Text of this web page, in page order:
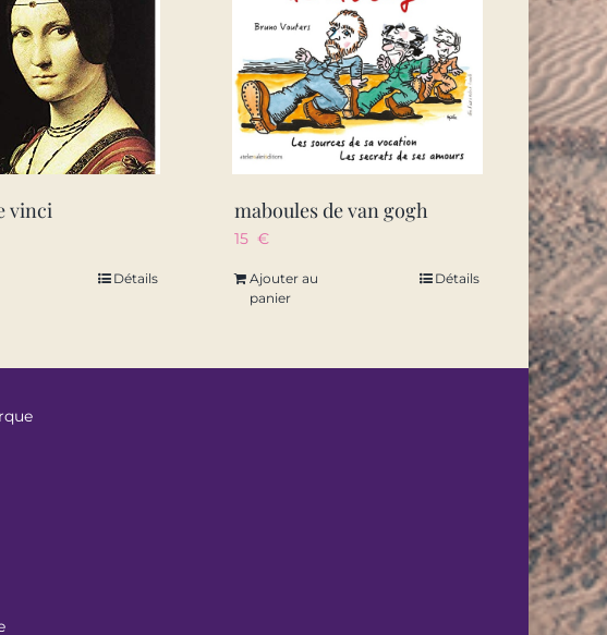
vinci
Détails
maboules de van gogh
15 €
Ajouter au
panier
Détails